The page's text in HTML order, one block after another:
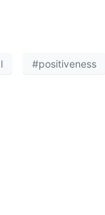
#positiveness